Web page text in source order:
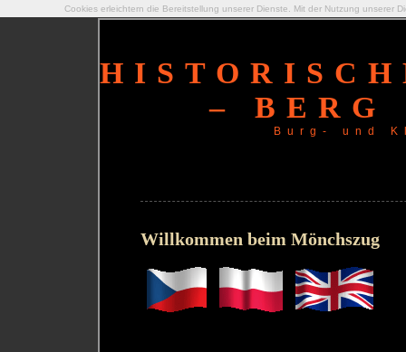
–
Burg- und
Willkommen beim Mönchszug
Cookies erleichtern die Bereitstellung unserer Dienste. Mit der Nutzung unserer